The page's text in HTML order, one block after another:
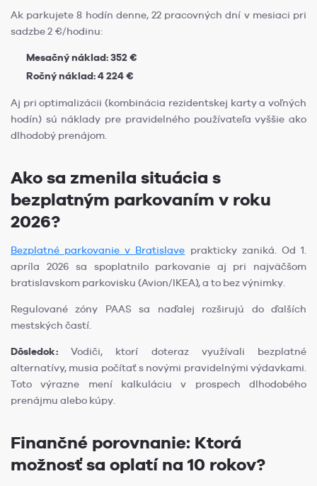
Ak parkujete 8 hodín denne, 22 pracovných dní v mesiaci pri
sadzbe 2 €/hodinu:
Mesačný náklad: 352 €
Ročný náklad: 4 224 €
Aj pri optimalizácii (kombinácia rezidentskej karty a voľných
hodín) sú náklady pre pravidelného používateľa vyššie ako
dlhodobý prenájom.
Ako sa zmenila situácia s
bezplatným parkovaním v roku
2026?
Bezplatné parkovanie v Bratislave prakticky zaniká. Od 1.
apríla 2026 sa spoplatnilo parkovanie aj pri najväčšom
bratislavskom parkovisku (Avion/IKEA), a to bez výnimky.
Regulované zóny PAAS sa naďalej rozširujú do ďalších
mestských častí.
Dôsledok: Vodiči, ktorí doteraz využívali bezplatné
alternatívy, musia počítať s novými pravidelnými výdavkami.
Toto výrazne mení kalkuláciu v prospech dlhodobého
prenájmu alebo kúpy.
Finančné porovnanie: Ktorá
možnosť sa oplatí na 10 rokov?